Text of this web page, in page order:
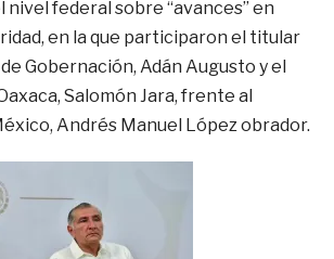
nivel federal sobre “avances” en
en la que participaron el titular
Gobernación, Adán Augusto y el
Salomón Jara, frente al
Andrés Manuel López obrador.